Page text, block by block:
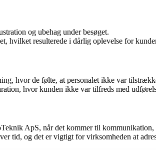
og ubehag under besøget.
hvilket resulterede i dårlig oplevelse for
hvor de følte, at personalet ikke var
hvor kunden ikke var tilfreds med
ApS, når det kommer til
tid, og det er vigtigt for virksomheden at